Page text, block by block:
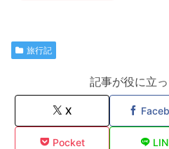
旅行記
記事が役に立
X
Pocket